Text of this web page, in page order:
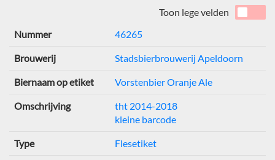
Toon lege velden
Nummer
46265
Brouwerij Stadsbierbrouwerij Apeldoorn
Biernaam op etiket Vorstenbier Oranje Ale
Omschrijving
tht 2014-2018
kleine barcode
Type Flesetiket